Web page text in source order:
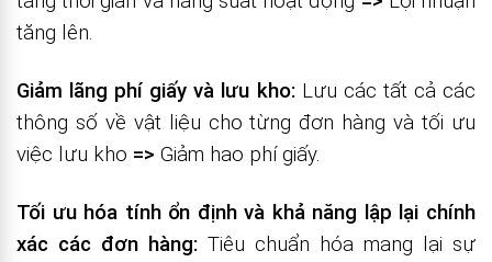
tăng lên.
Giảm lãng phí giấy và lưu kho: Lưu các tất cả các
thông số về vật liệu cho từng đơn hàng và tối ưu
việc lưu kho => Giảm hao phí giấy.
Tối ưu hóa tính ổn định và khả năng lập lại chính
xác các đơn hàng: Tiêu chuẩn hóa mang lại sự